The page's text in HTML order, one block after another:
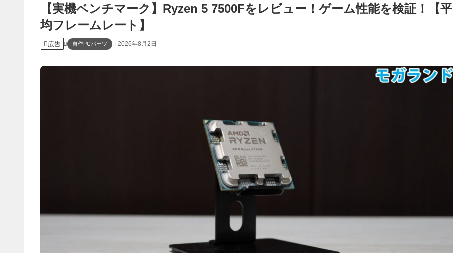
【実機ベンチマーク】Ryzen 5 7500Fをレビュー！ゲーム性能を検証！【平
均フレームレート】
広告 自作PCパーツ 2026年8月2日